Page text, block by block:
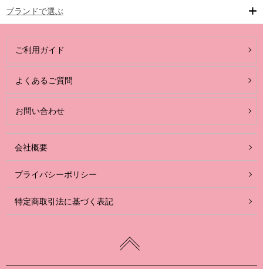
ブランドで選ぶ
ご利用ガイド
よくあるご質問
お問い合わせ
会社概要
プライバシーポリシー
特定商取引法に基づく表記